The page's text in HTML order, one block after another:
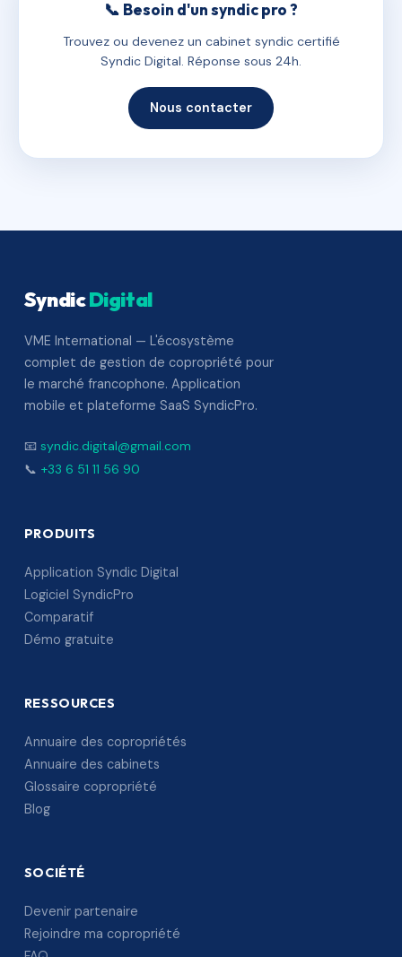
📞 Besoin d'un syndic pro ?
Trouvez ou devenez un cabinet syndic certifié
Syndic Digital. Réponse sous 24h.
Nous contacter
SyndicDigital
VME International — L'écosystème
complet de gestion de copropriété pour
le marché francophone. Application
mobile et plateforme SaaS SyndicPro.
📧 syndic.digital@gmail.com
📞 +33 6 51 11 56 90
PRODUITS
Application Syndic Digital
Logiciel SyndicPro
Comparatif
Démo gratuite
RESSOURCES
Annuaire des copropriétés
Annuaire des cabinets
Glossaire copropriété
Blog
SOCIÉTÉ
Devenir partenaire
Rejoindre ma copropriété